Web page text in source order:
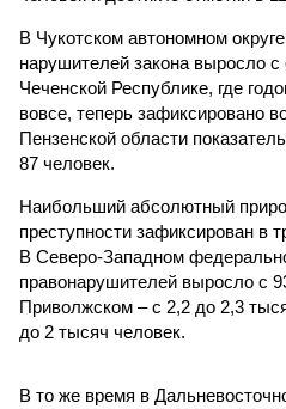
В Чукотском автономном
нарушителей закона выросло
Чеченской Республике, где
вовсе, теперь зафиксировано
Пензенской области
87 человек.
Наибольший абсолютный
преступности зафиксирован в
В Северо-Западном
правонарушителей выросло с
Приволжском – с 2,2 до 2,3
до 2 тысяч человек.
В то же время в